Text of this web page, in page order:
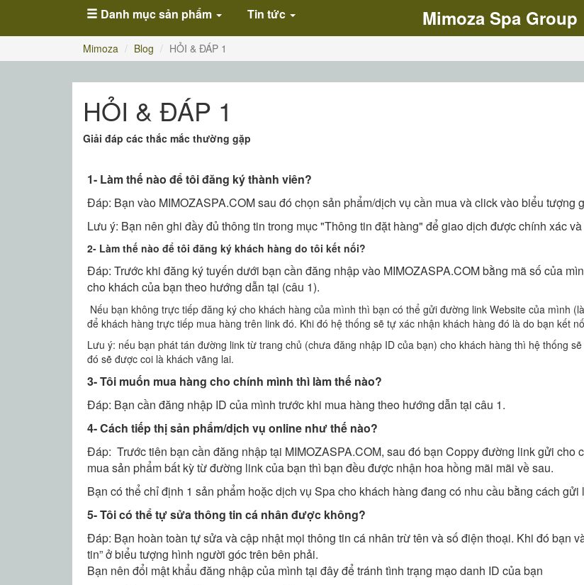
Mimoza Spa Group
Danh mục sản phẩm Tin tức
Mimoza Blog HỎI & ĐÁP 1
HỎI & ĐÁP 1
Giải đáp các thắc mắc thường gặp
1- Làm thế nào để tôi đăng ký thành viên?
Đáp: Bạn vào MIMOZASPA.COM sau đó chọn sản phẩm/dịch vụ cần mua và click vào biểu
Lưu ý: Bạn nên ghi đầy đủ thông tin trong mục "Thông tin đặt hàng" để giao dịch được chính xác
2- Làm thế nào để tôi đăng ký khách hàng do tôi kết nối?
Đáp: Trước khi đăng ký tuyến dưới bạn cần đăng nhập vào MIMOZASPA.COM bằng mã số của
cho khách của bạn theo hướng dẫn tại (câu 1).
Nếu bạn không trực tiếp đăng ký cho khách hàng của mình thì bạn có thể gửi đường link Website của mình
để khách hàng trực tiếp mua hàng trên link đó. Khi đó hệ thống sẽ tự xác nhận khách hàng đó là do bạn kết
Lưu ý: nếu bạn phát tán đường link từ trang chủ (chưa đăng nhập ID của bạn) cho khách hàng thì hệ thống
đó sẽ được coi là khách vãng lai.
3- Tôi muốn mua hàng cho chính mình thì làm thế nào?
Đáp: Bạn cần đăng nhập ID của mình trước khi mua hàng theo hướng dẫn tại câu 1.
4- Cách tiếp thị sản phẩm/dịch vụ online như thế nào?
Đáp: Trước tiên bạn cần đăng nhập tại MIMOZASPA.COM, sau đó bạn Coppy đường link gửi cho
mua sản phẩm bất kỳ từ đường link của bạn thì bạn đều được nhận hoa hồng mãi mãi về sau.
Bạn có thể chỉ định 1 sản phẩm hoặc dịch vụ Spa cho khách hàng đang có nhu cầu bằng cách
5- Tôi có thể tự sửa thông tin cá nhân được không?
Đáp: Bạn hoàn toàn tự sửa và cập nhật mọi thông tin cá nhân trừ tên và số điện thoại. Khi đó bạn
tin” ở biểu tượng hình người góc trên bên phải.
Bạn nên đổi mật khẩu đăng nhập của mình tại đây để tránh tình trạng mạo danh ID của bạn